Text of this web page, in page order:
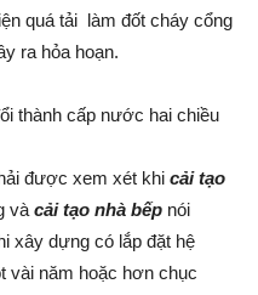
quá tải làm đốt cháy cổng
ra hỏa hoạn.
thành cấp nước hai chiều
được xem xét khi cải tạo
và cải tạo nhà bếp nói
xây dựng có lắp đặt hệ
vài năm hoặc hơn chục